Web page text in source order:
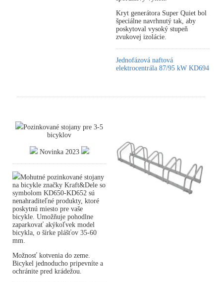
Kryt generátora Super Quiet bol
špeciálne navrhnutý tak, aby
poskytoval vysoký stupeň
zvukovej izolácie.
Jednofázová naftová
elektrocentrála 87/95 kW KD694
Pozinkované stojany pre 3-5
bicyklov
Novinka 2023
Mohutné pozinkované stojany
na bicykle značky Kraft&Dele so
symbolom KD650-KD652 sú
nenahraditeľné produkty, ktoré
poskytnú miesto pre vaše
bicykle. Umožňuje pohodlne
zaparkovať akýkoľvek model
bicykla, o šírke plášťov 35-60
mm.
Možnosť kotvenia do zeme.
Bicykel jednoducho pripevníte a
ochránite pred krádežou.